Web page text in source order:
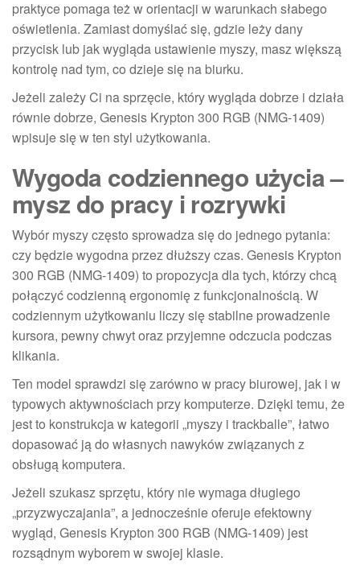
praktyce pomaga też w orientacji w warunkach słabego
oświetlenia. Zamiast domyślać się, gdzie leży dany
przycisk lub jak wygląda ustawienie myszy, masz większą
kontrolę nad tym, co dzieje się na biurku.
Jeżeli zależy Ci na sprzęcie, który wygląda dobrze i działa
równie dobrze, Genesis Krypton 300 RGB (NMG-1409)
wpisuje się w ten styl użytkowania.
Wygoda codziennego użycia –
mysz do pracy i rozrywki
Wybór myszy często sprowadza się do jednego pytania:
czy będzie wygodna przez dłuższy czas. Genesis Krypton
300 RGB (NMG-1409) to propozycja dla tych, którzy chcą
połączyć codzienną ergonomię z funkcjonalnością. W
codziennym użytkowaniu liczy się stabilne prowadzenie
kursora, pewny chwyt oraz przyjemne odczucia podczas
klikania.
Ten model sprawdzi się zarówno w pracy biurowej, jak i w
typowych aktywnościach przy komputerze. Dzięki temu, że
jest to konstrukcja w kategorii „myszy i trackballe”, łatwo
dopasować ją do własnych nawyków związanych z
obsługą komputera.
Jeżeli szukasz sprzętu, który nie wymaga długiego
„przyzwyczajania”, a jednocześnie oferuje efektowny
wygląd, Genesis Krypton 300 RGB (NMG-1409) jest
rozsądnym wyborem w swojej klasie.